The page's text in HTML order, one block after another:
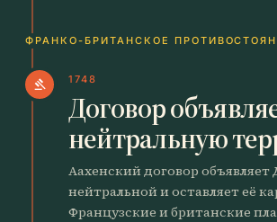
ФРАНКО-БРИТАНСКОЕ
gavel 1748
Договор
нейтральную
Аахенский договор
нейтральной и оставляет её
Французские и британские